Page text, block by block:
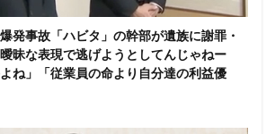
発事故「ハビタ」の幹部が遺族に謝罪・
昧な表現で逃げようとしてんじゃねー
ね」「従業員の命より自分達の利益優